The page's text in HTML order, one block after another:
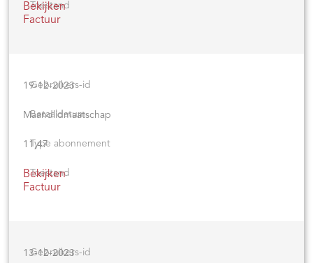
Bekijken
Factuur
19-12-2023
Maandlidmaatschap
11,47
Bekijken
Factuur
13-12-2023